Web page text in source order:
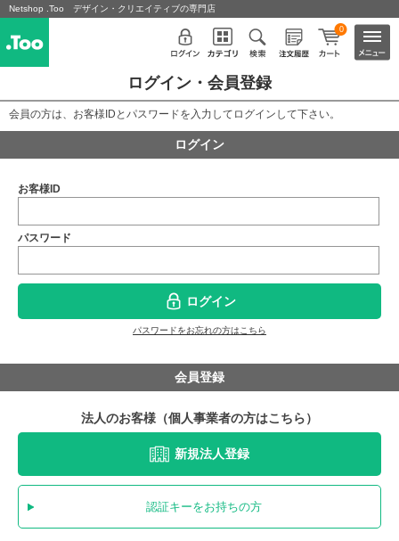
Netshop .Too デザイン・クリエイティブの専門店
0
ログイン・会員登録
会員の方は、お客様IDとパスワードを入力してログインして下さい。
ログイン
お客様ID
パスワード
ログイン
パスワードをお忘れの方はこちら
会員登録
法人のお客様（個人事業者の方はこちら）
新規法人登録
認証キーをお持ちの方